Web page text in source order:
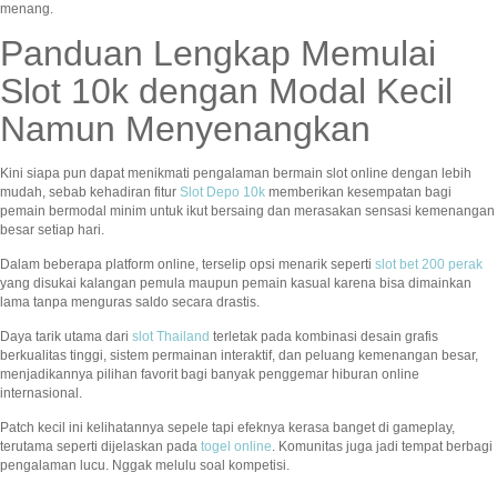
menang.
Panduan Lengkap Memulai
Slot 10k dengan Modal Kecil
Namun Menyenangkan
Kini siapa pun dapat menikmati pengalaman bermain slot online dengan lebih
mudah, sebab kehadiran fitur Slot Depo 10k memberikan kesempatan bagi
pemain bermodal minim untuk ikut bersaing dan merasakan sensasi kemenangan
besar setiap hari.
Dalam beberapa platform online, terselip opsi menarik seperti slot bet 200 perak
yang disukai kalangan pemula maupun pemain kasual karena bisa dimainkan
lama tanpa menguras saldo secara drastis.
Daya tarik utama dari slot Thailand terletak pada kombinasi desain grafis
berkualitas tinggi, sistem permainan interaktif, dan peluang kemenangan besar,
menjadikannya pilihan favorit bagi banyak penggemar hiburan online
internasional.
Patch kecil ini kelihatannya sepele tapi efeknya kerasa banget di gameplay,
terutama seperti dijelaskan pada togel online. Komunitas juga jadi tempat berbagi
pengalaman lucu. Nggak melulu soal kompetisi.